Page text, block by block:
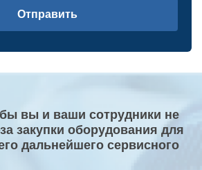
Отправить
вы и ваши сотрудники не
закупки оборудования для
дальнейшего сервисного